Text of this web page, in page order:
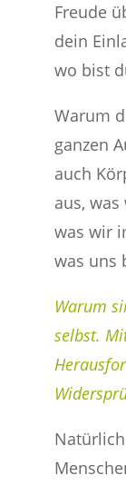
Freude
dein
wo bist
Warum
ganzen
auch
aus,
was wir
was uns
Warum
selbst.